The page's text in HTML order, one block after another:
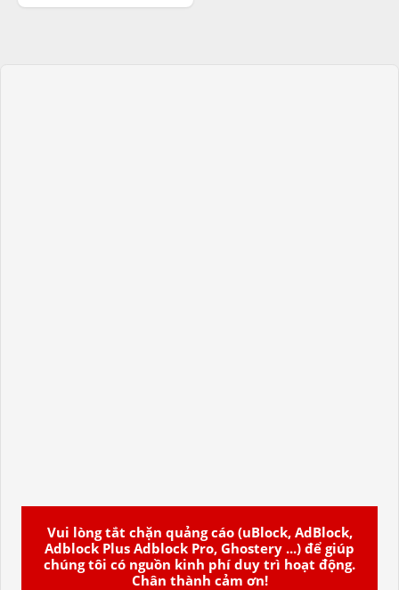
Vui lòng tắt chặn quảng cáo (uBlock, AdBlock,
Adblock Plus Adblock Pro, Ghostery ...) để giúp
chúng tôi có nguồn kinh phí duy trì hoạt động.
Chân thành cảm ơn!